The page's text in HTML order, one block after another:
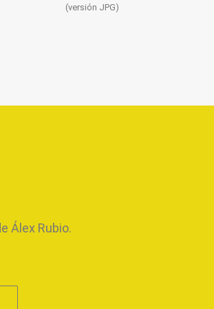
(versión JPG)
Álex Rubio.